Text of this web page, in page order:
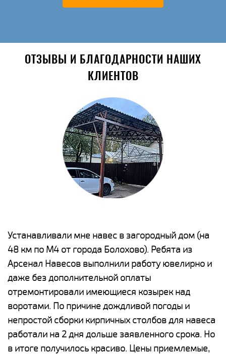
ОТЗЫВЫ И БЛАГОДАРНОСТИ НАШИХ
КЛИЕНТОВ
Устанавливали мне навес в загородный дом (на
48 км по М4 от города Болохово). Ребята из
Арсенал Навесов выполнили работу ювелирно и
даже без дополнительной оплаты
отремонтировали имеющиеся козырек над
воротами. По причине дождливой погоды и
непростой сборки кирпичных столбов для навеса
работали на 2 дня дольше заявленного срока. Но
в итоге получилось красиво. Цены приемлемые,